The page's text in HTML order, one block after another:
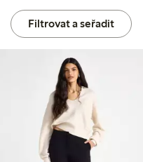
Filtrovat a seřadit